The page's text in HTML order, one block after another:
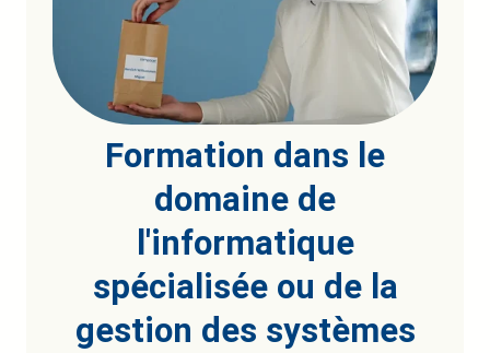
Formation dans le
domaine de
l'informatique
spécialisée ou de la
gestion des systèmes